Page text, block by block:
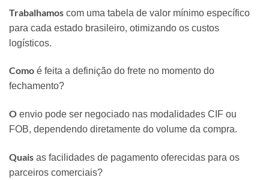
Trabalhamos com uma tabela de valor mínimo específico
para cada estado brasileiro, otimizando os custos
logísticos.
Como é feita a definição do frete no momento do
fechamento?
O envio pode ser negociado nas modalidades CIF ou
FOB, dependendo diretamente do volume da compra.
Quais as facilidades de pagamento oferecidas para os
parceiros comerciais?